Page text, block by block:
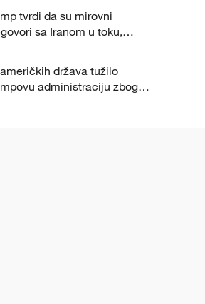
tvrdi da su mirovni
sa Iranom u toku,
negira dijalog
država tužilo
administraciju zbog